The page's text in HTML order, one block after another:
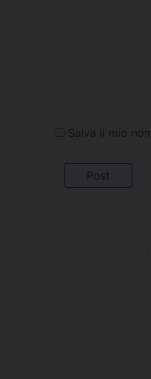
Salva il mio